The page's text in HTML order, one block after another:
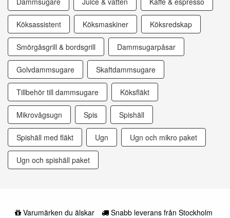
Köksassistent Köksmaskiner Köksredskap
Smörgåsgrill & bordsgrill Dammsugarpåsar
Golvdammsugare Skaftdammsugare
Tillbehör till dammsugare Köksfläkt
Mikrovågsugn Spis Spishäll
Spishäll med fläkt Ugn Ugn och mikro paket
Ugn och spishäll paket
Varumärken du älskar
Snabb leverans från Stockholm